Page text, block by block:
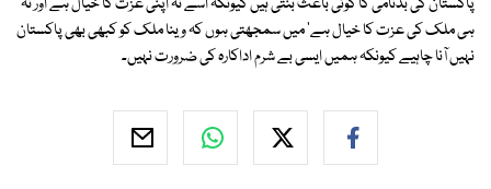
ہی ملک کی عزت کا خیال ہے' میں سمجھتی ہوں کہ وینا ملک کو کبھی بھی پاکستان
نہیں آنا چاہیے کیونکہ ہمیں ایسی بے شرم اداکارہ کی ضرورت نہیں۔